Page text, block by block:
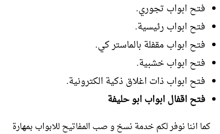
فتح ابواب تجوري.
فتح ابواب رئيسية.
فتح ابواب مقفلة بالماستر كي.
فتح ابواب خشبية.
فتح ابواب ذات اغلاق ذكية الكترونية.
فتح اقفال ابواب ابو حليفة
كما اننا نوفر لكم خدمة نسخ و صب المفاتيح للابواب بمهارة